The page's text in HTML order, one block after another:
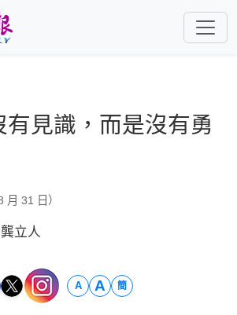
有見識，而是沒有勇
月 31 日）
立人
A A 簡